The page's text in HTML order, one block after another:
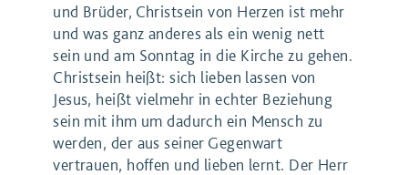
und Brüder, Christsein von Herzen ist mehr
und was ganz anderes als ein wenig nett
sein und am Sonntag in die Kirche zu gehen.
Christsein heißt: sich lieben lassen von
Jesus, heißt vielmehr in echter Beziehung
sein mit ihm um dadurch ein Mensch zu
werden, der aus seiner Gegenwart
vertrauen, hoffen und lieben lernt. Der Herr